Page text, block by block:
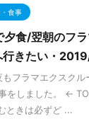
食事
食/翌朝のフ
行きたい・
フラマエクスク
をしました。 ←
ときは必ずど ...